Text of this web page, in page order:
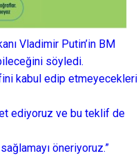
Vladimir Putin’in BM
söyledi.
kabul edip etmeyecekleri
ediyoruz ve bu teklif de
öneriyoruz.”